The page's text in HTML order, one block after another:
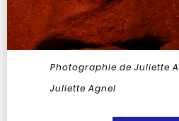
Photographie de Juliette
Juliette Agnel